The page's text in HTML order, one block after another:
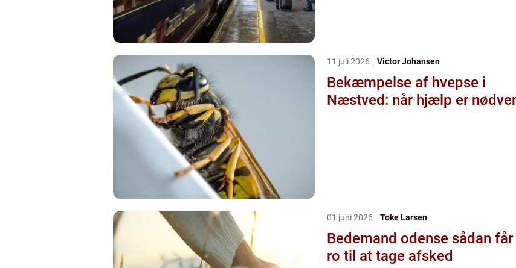
11 juli 2026 Victor Johansen
Bekæmpelse af hvepse i
Næstved: når hjælp er
01 juni 2026 Toke Larsen
Bedemand odense sådan får du
ro til at tage afsked